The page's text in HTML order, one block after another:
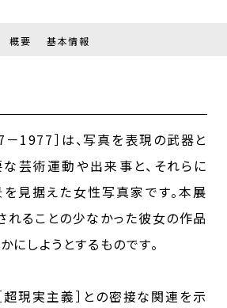
概要 基本情報
－1977］は、写真を表現の武器と
芸術運動や出来事と、それらに
見据えた女性写真家です。本展
れることの少なかった彼女の作品
しようとするものです。
超現実主義］との密接な関連を示